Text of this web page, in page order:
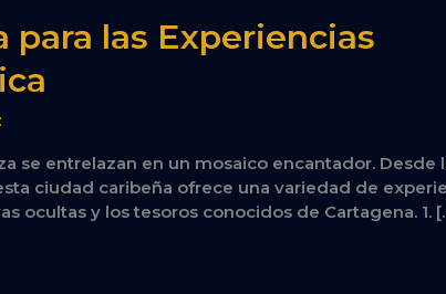
para las Experiencias
se entrelazan en un mosaico encantador. Desde
ciudad caribeña ofrece una variedad de
ocultas y los tesoros conocidos de Cartagena. 1.